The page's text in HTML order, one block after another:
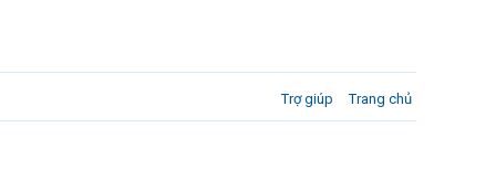
Trợ giúp Trang chủ